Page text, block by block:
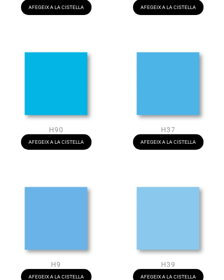
AFEGEIX A LA CISTELLA AFEGEIX A LA CISTELLA
H90
AFEGEIX A LA CISTELLA
H37
AFEGEIX A LA CISTELLA
H9
AFEGEIX A LA CISTELLA
H39
AFEGEIX A LA CISTELLA